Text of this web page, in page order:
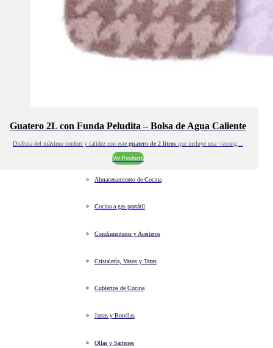
Guatero 2L con Funda Peludita – Bolsa de Agua Caliente
Disfruta del máximo confort y calidez con este guatero de 2 litrosque incluye una <strong…
Ver Producto
Almacenamiento de Cocina
Cocina a gas portátil
Condimenteros y Aceiteros
Cristalería, Vasos y Tazas
Cubiertos de Cocina
Jarras y Botellas
Ollas y Sartenes